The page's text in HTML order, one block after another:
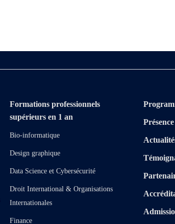
Formations professionnels
supérieurs en 1 an
Bio-informatique
Design graphique
Data Science et Cybersécurité
Droit International & Organisations
Internationales
Finance